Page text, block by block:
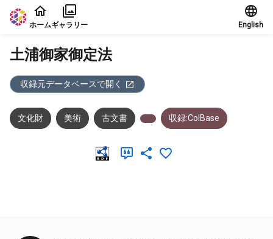
本文に飛ぶ
ホームギャラリー English
土浦御家御定法
収録元データベースで開く
文化財 美術 古文書 収録:ColBase